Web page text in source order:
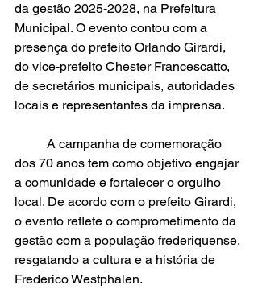
da gestão 2025-2028, na Prefeitura
Municipal. O evento contou com a
presença do prefeito Orlando Girardi,
do vice-prefeito Chester Francescatto,
de secretários municipais, autoridades
locais e representantes da imprensa.
dos 70 anos tem como objetivo engajar
a comunidade e fortalecer o orgulho
local. De acordo com o prefeito Girardi,
o evento reflete o comprometimento da
gestão com a população frederiquense,
resgatando a cultura e a história de
Frederico Westphalen.